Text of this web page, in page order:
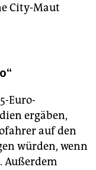
City-Maut
Euro-
ergäben,
auf den
würden, wenn
Außerdem